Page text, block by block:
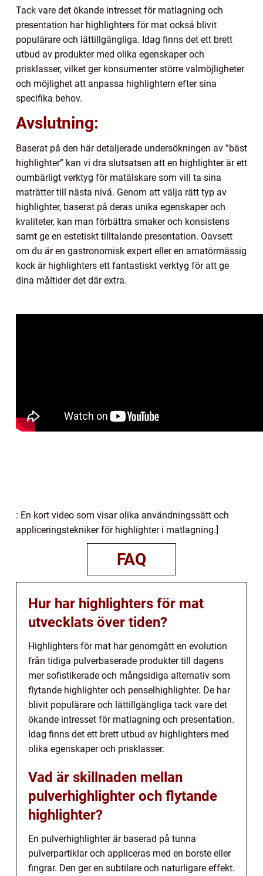
Tack vare det ökande intresset för matlagning och
presentation har highlighters för mat också blivit
populärare och lättillgängliga. Idag finns det ett brett
utbud av produkter med olika egenskaper och
prisklasser, vilket ger konsumenter större valmöjligheter
och möjlighet att anpassa highlightern efter sina
specifika behov.
Avslutning:
Baserat på den här detaljerade undersökningen av ”bäst
highlighter” kan vi dra slutsatsen att en highlighter är ett
oumbärligt verktyg för matälskare som vill ta sina
maträtter till nästa nivå. Genom att välja rätt typ av
highlighter, baserat på deras unika egenskaper och
kvaliteter, kan man förbättra smaker och konsistens
samt ge en estetiskt tilltalande presentation. Oavsett
om du är en gastronomisk expert eller en amatörmässig
kock är highlighters ett fantastiskt verktyg för att ge
dina måltider det där extra.
: En kort video som visar olika användningssätt och
appliceringstekniker för highlighter i matlagning.]
FAQ
Hur har highlighters för mat
utvecklats över tiden?
Highlighters för mat har genomgått en evolution
från tidiga pulverbaserade produkter till dagens
mer sofistikerade och mångsidiga alternativ som
flytande highlighter och penselhighlighter. De har
blivit populärare och lättillgängliga tack vare det
ökande intresset för matlagning och presentation.
Idag finns det ett brett utbud av highlighters med
olika egenskaper och prisklasser.
Vad är skillnaden mellan
pulverhighlighter och flytande
highlighter?
En pulverhighlighter är baserad på tunna
pulverpartiklar och appliceras med en borste eller
fingrar. Den ger en subtilare och naturligare effekt.